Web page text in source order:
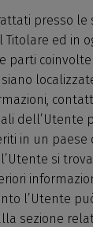
presso le
Titolare ed in
parti
dell’Utente
in un paese
si
l’Utente
sezione